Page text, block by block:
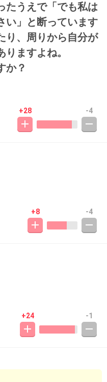
たうえで「でも私は
い」と断っています
り、周りから自分が
ますよね。
か？
+28 -4
+8 -4
+24 -1